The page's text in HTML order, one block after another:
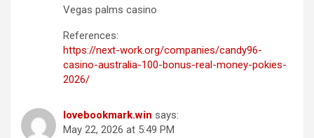
Vegas palms casino
References:
https://next-work.org/companies/candy96-
casino-australia-100-bonus-real-money-pokies-
2026/
lovebookmark.win says:
May 22, 2026 at 5:49 PM